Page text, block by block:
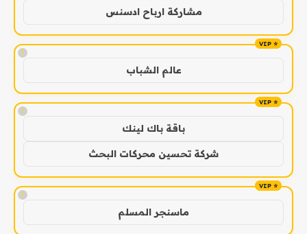
مشاركة ارباح ادسنس
!
عالم الشباب
!
باقة باك لينك
شركة تحسين محركات البحث
!
ماسنجر المسلم